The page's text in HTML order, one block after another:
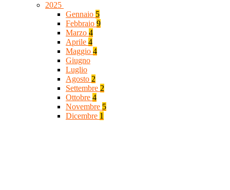
2025
Gennaio 5
Febbraio 9
Marzo 4
Aprile 4
Maggio 4
Giugno
Luglio
Agosto 2
Settembre 2
Ottobre 4
Novembre 5
Dicembre 1